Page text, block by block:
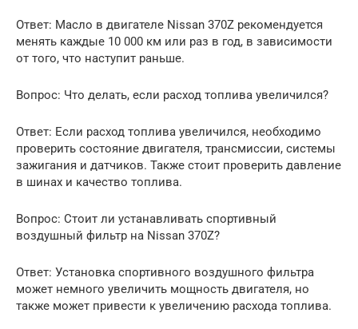
Ответ: Масло в двигателе Nissan 370Z рекомендуется
менять каждые 10 000 км или раз в год, в зависимости
от того, что наступит раньше.
Вопрос: Что делать, если расход топлива увеличился?
Ответ: Если расход топлива увеличился, необходимо
проверить состояние двигателя, трансмиссии, системы
зажигания и датчиков. Также стоит проверить давление
в шинах и качество топлива.
Вопрос: Стоит ли устанавливать спортивный
воздушный фильтр на Nissan 370Z?
Ответ: Установка спортивного воздушного фильтра
может немного увеличить мощность двигателя, но
также может привести к увеличению расхода топлива.